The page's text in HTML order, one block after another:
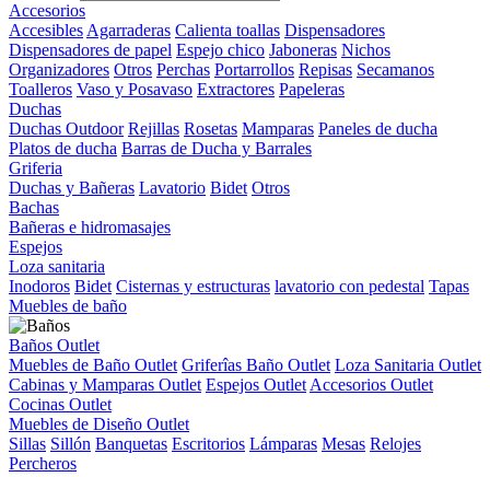
Accesorios
Accesibles Agarraderas Calienta toallas Dispensadores
Dispensadores de papel Espejo chico Jaboneras Nichos
Organizadores Otros Perchas Portarrollos Repisas Secamanos
Toalleros Vaso y Posavaso Extractores Papeleras
Duchas
Duchas Outdoor Rejillas Rosetas Mamparas Paneles de ducha
Platos de ducha Barras de Ducha y Barrales
Griferia
Duchas y Bañeras Lavatorio Bidet Otros
Bachas
Bañeras e hidromasajes
Espejos
Loza sanitaria
Inodoros Bidet Cisternas y estructuras lavatorio con pedestal Tapas
Muebles de baño
Baños Outlet
Muebles de Baño Outlet Griferîas Baño Outlet Loza Sanitaria Outlet
Cabinas y Mamparas Outlet Espejos Outlet Accesorios Outlet
Cocinas Outlet
Muebles de Diseño Outlet
Sillas Sillón Banquetas Escritorios Lámparas Mesas Relojes
Percheros